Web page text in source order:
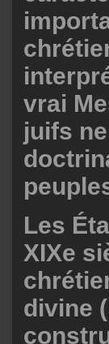
vrai
juifs
Les
XIXe
divine